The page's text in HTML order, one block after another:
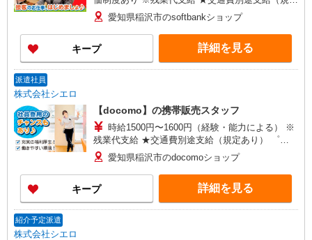
あり） ゜+゜・。○。・゜+゜・。○。・゜+゜ 入
社祝い金10万円支給(規定有) お友達を紹介頂くと,
インセンティブ支給(規定有) ★月2回払い・週払い
可能（規程有）★ ゜・。○。・゜+゜・。○。・゜
+゜
愛知県稲沢市のsoftbankショップ
キープ 詳細を見る
派遣社員
株式会社シエロ
【docomo】の携帯販売スタッフ
時給1500円〜1600円（経験・能力による） ※
残業代支給 ★交通費別途支給（規定あり） ゜
+゜・。○。・゜+゜・。○。・゜+゜ 入社祝い金10
万円支給(規定有) お友達を紹介頂くと, インセンテ
ィブ支給(規定有) ★月2回払い・週払い可能（規程
有）★ ゜・。○。・゜+゜・。○。・゜+゜
愛知県稲沢市のdocomoショップ
キープ 詳細を見る
紹介予定派遣
株式会社シエロ